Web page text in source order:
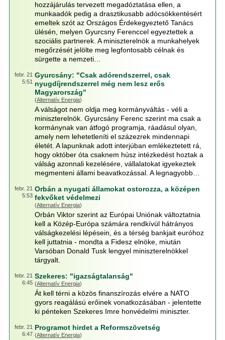
hozzájárulás tervezett megadóztatása ellen, a
munkaadók pedig a drasztikusabb adócsökkentésért
emeltek szót az Országos Érdekegyeztető Tanács
ülésén, melyen Gyurcsny Ferenccel egyeztettek a
szociális partnerek. A miniszterelnök a munkahelyek
megőrzését jelölte meg legfontosabb célnak és
sürgette a nemzeti…
febr. 21
5:51
Gyurcsány: "Csak adórendszerrel, csak
nyugdíjrendszerrel még nem lesz erős
Magyarország"
(Alternatív Energia)
A válságot nem oldja meg kormányváltás - véli a
miniszterelnök. Gyurcsány Ferenc szerint ma csak a
kormánynak van átfogó programja, ráadásul olyan,
amely nem lehetetleníti el százezrek mindennapi
életét. A lapunknak adott interjúban emlékeztetett rá,
hogy október óta csaknem húsz intézkedést hoztak a
válság azonnali kezelésére, vállalatokat igyekeztek
megmenteni állami beavatkozással. A legnagyobb…
febr. 21
5:53
Orbán a nyugati államokat ostorozza, a középen
fekvőket védelmezi
(Alternatív Energia)
Orbán Viktor szerint az Európai Uniónak változtatnia
kell a Közép-Európa számára rendkívül hátrányos
válságkezelési lépésein, és a térség bankjait euróhoz
kell juttatnia - mondta a Fidesz elnöke, miután
Varsóban Donald Tusk lengyel miniszterelnökkel
tárgyalt.
febr. 21
6:45
Szekeres: "igazságtalanság"
(Alternatív Energia)
Át kell térni a közös finanszírozás elvére a NATO
gyors reagálású erőinek vonatkozásában - jelentette
ki pénteken Szekeres Imre honvédelmi miniszter.
febr. 21
6:47
Programot hirdet a Reformszövetség
(Alternatív Energia)